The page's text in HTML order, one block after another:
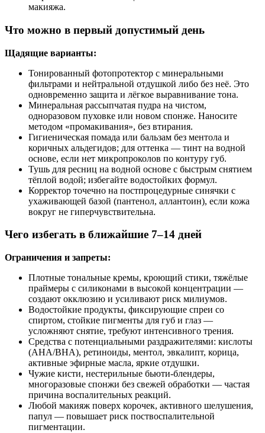
макияжа.
Что можно в первый допустимый день
Щадящие варианты:
Тонированный фотопротектор с минеральными
фильтрами и нейтральной отдушкой либо без неё. Это
одновременно защита и лёгкое выравнивание тона.
Минеральная рассыпчатая пудра на чистом,
одноразовом пуховке или новом спонже. Наносите
методом «промакивания», без втирания.
Гигиеническая помада или бальзам без ментола и
коричных альдегидов; для оттенка — тинт на водной
основе, если нет микропроколов по контуру губ.
Тушь для ресниц на водной основе с быстрым снятием
тёплой водой; избегайте водостойких формул.
Корректор точечно на постпроцедурные синячки с
ухаживающей базой (пантенол, аллантоин), если кожа
вокруг не гиперчувствительна.
Чего избегать в ближайшие 7–14 дней
Ограничения и запреты:
Плотные тональные кремы, кроющий стики, тяжёлые
праймеры с силиконами в высокой концентрации —
создают окклюзию и усиливают риск милиумов.
Водостойкие продукты, фиксирующие спреи со
спиртом, стойкие пигменты для губ и глаз —
усложняют снятие, требуют интенсивного трения.
Средства с потенциальными раздражителями: кислоты
(AHA/BHA), ретиноиды, ментол, эвкалипт, корица,
активные эфирные масла, яркие отдушки.
Чужие кисти, нестерильные бьюти-блендеры,
многоразовые спонжи без свежей обработки — частая
причина воспалительных реакций.
Любой макияж поверх корочек, активного шелушения,
папул — повышает риск поствоспалительной
пигментации.